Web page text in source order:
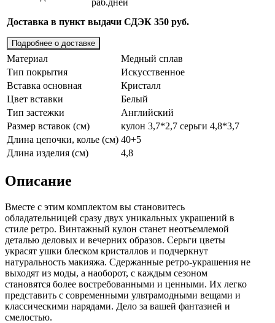
Доставка в пункт выдачи СДЭК 350 руб.
Подробнее о доставке
Материал
Медный сплав
Тип покрытия
Искусственное
Вставка основная
Кристалл
Цвет вставки
Белый
Тип застежки
Английский
Размер вставок (см)
кулон 3,7*2,7 серьги 4,8*3,7
Длина цепочки, колье (см) 40+5
Длина изделия (см)
4,8
Описание
Вместе с этим комплектом вы становитесь
обладательницей сразу двух уникальных украшений в
стиле ретро. Винтажный кулон станет неотъемлемой
деталью деловых и вечерних образов. Серьги цветы
украсят ушки блеском кристаллов и подчеркнут
натуральность макияжа. Сдержанные ретро-украшения не
выходят из моды, а наоборот, с каждым сезоном
становятся более востребованными и ценными. Их легко
представить с современными ультрамодными вещами и
классическими нарядами. Дело за вашей фантазией и
смелостью.